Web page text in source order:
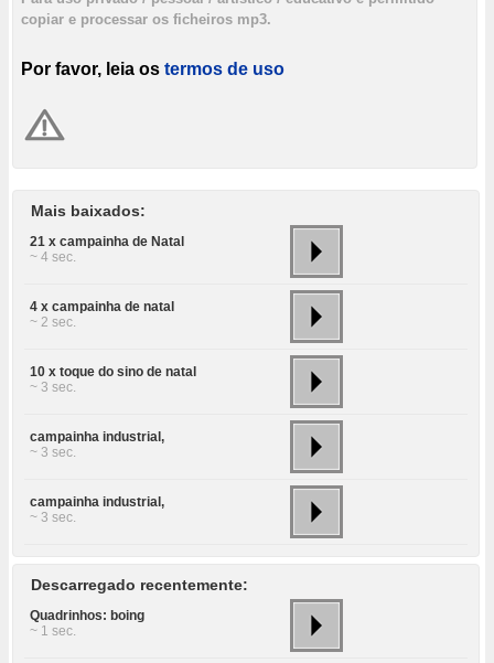
copiar e processar os ficheiros mp3.
Por favor, leia os termos de uso
Mais baixados:
21 x campainha de Natal
~ 4 sec.
4 x campainha de natal
~ 2 sec.
10 x toque do sino de natal
~ 3 sec.
campainha industrial,
~ 3 sec.
campainha industrial,
~ 3 sec.
Descarregado recentemente:
Quadrinhos: boing
~ 1 sec.